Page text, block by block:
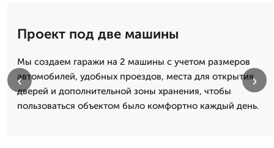
Проект под две машины
Мы создаем гаражи на 2 машины с учетом размеров
автомобилей, удобных проездов, места для открытия
дверей и дополнительной зоны хранения, чтобы
пользоваться объектом было комфортно каждый день.
‹ ›